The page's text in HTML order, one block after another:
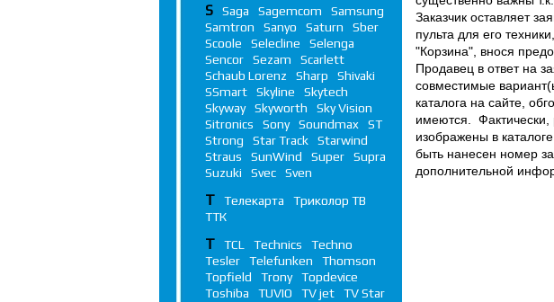
Заказчик оставляет
пульта для его
"Корзина", внося
Продавец в ответ на
совместимые
каталога на сайте,
имеются. Фактически,
изображены в
быть нанесен номер
дополнительной
S Saga Sagemcom
Samsung
Samtron
Sanyo Saturn
Sber
Scoole
Selecline
Selenga
Sencor
Sezam
Scarlett
Schaub Lorenz
Sharp
Shivaki
SSmart
Skyline
Skytech
Skyway
Skyworth
Sky Vision
Sitronics
Sony Soundmax
ST
Strong
Star Track
Starwind
Straus
SunWind Super
Supra
Suzuki
Svec Sven
Т Телекарта
Триколор ТВ
ТТК
T TCL Technics
Techno
Tesler
Telefunken
Thomson
Topfield
Trony
Topdevice
Toshiba
TUVIO TV jet TV Star